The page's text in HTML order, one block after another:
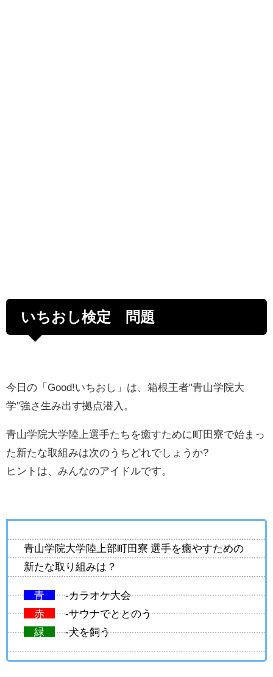
いちおし検定 問題
今日の「Good!いちおし」は、箱根王者"青山学院大
学"強さ生み出す拠点潜入。
青山学院大学陸上選手たちを癒すために町田寮で始まっ
た新たな取組みは次のうちどれでしょうか?
ヒントは、みんなのアイドルです。
青山学院大学陸上部町田寮 選手を癒やすための
新たな取り組みは？
青
-カラオケ大会
赤
-サウナでととのう
緑
-犬を飼う